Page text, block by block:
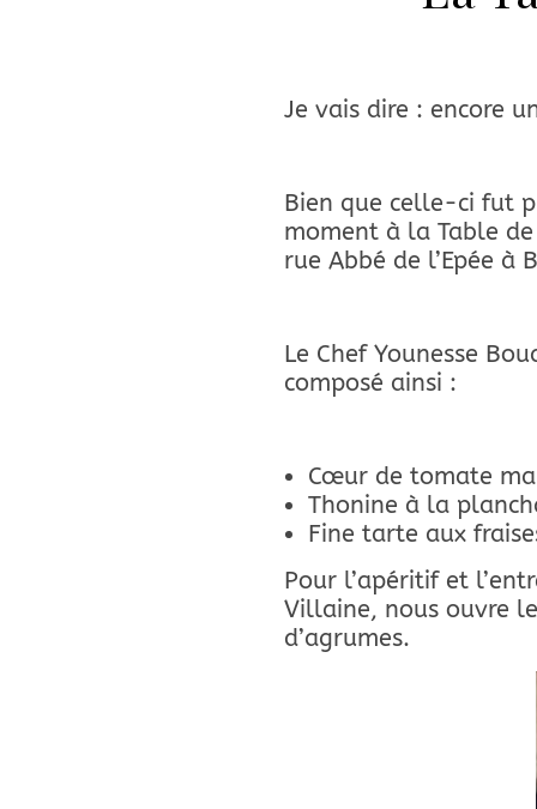
Je vais dire : encore
Bien que celle-ci fut
moment à la Table
rue Abbé de l’Epée à
Le Chef Younesse
composé ainsi :
Cœur de tomate
Thonine à la
Fine tarte aux
Pour l’apéritif et
Villaine, nous ouvre
d’agrumes.